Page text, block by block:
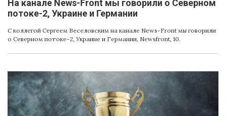
На канале News-Front мы говорили о Северном
потоке-2, Украине и Германии
С коллегой Сергеем Веселовским на канале News-Front мы говорили
о Северном потоке-2, Украине и Германии, Newsfront, 10.